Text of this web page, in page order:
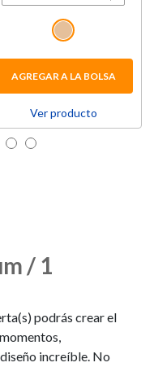
AGREGAR A LA BOLSA
Ver producto
/ 1
podrás crear el
increíble. No